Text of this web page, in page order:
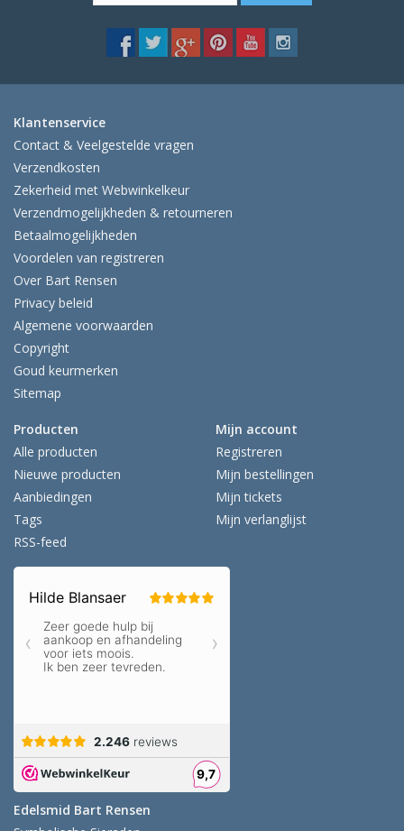
Klantenservice
Contact & Veelgestelde vragen
Verzendkosten
Zekerheid met Webwinkelkeur
Verzendmogelijkheden & retourneren
Betaalmogelijkheden
Voordelen van registreren
Over Bart Rensen
Privacy beleid
Algemene voorwaarden
Copyright
Goud keurmerken
Sitemap
Producten
Alle producten
Nieuwe producten
Aanbiedingen
Tags
RSS-feed
Mijn account
Registreren
Mijn bestellingen
Mijn tickets
Mijn verlanglijst
Edelsmid Bart Rensen